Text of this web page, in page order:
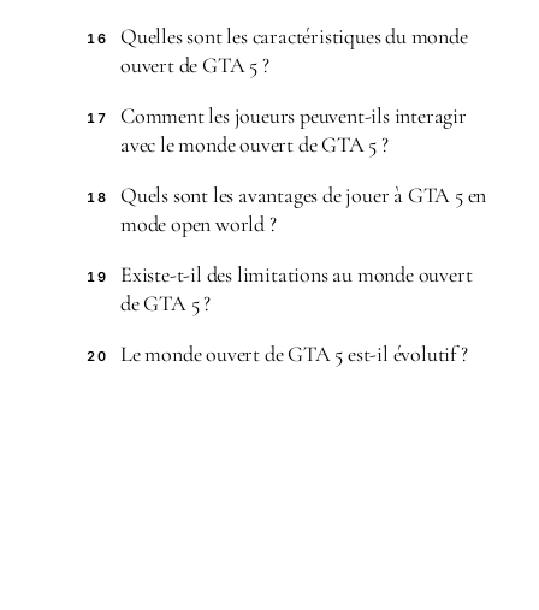
16
Quelles sont les caractéristiques du monde
ouvert de GTA 5 ?
17
Comment les joueurs peuvent-ils interagir
avec le monde ouvert de GTA 5 ?
18
Quels sont les avantages de jouer à GTA 5 en
mode open world ?
19
Existe-t-il des limitations au monde ouvert
de GTA 5 ?
20 Le monde ouvert de GTA 5 est-il évolutif ?